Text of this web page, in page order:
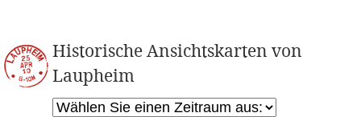
Historische Ansichtskarten von
Laupheim